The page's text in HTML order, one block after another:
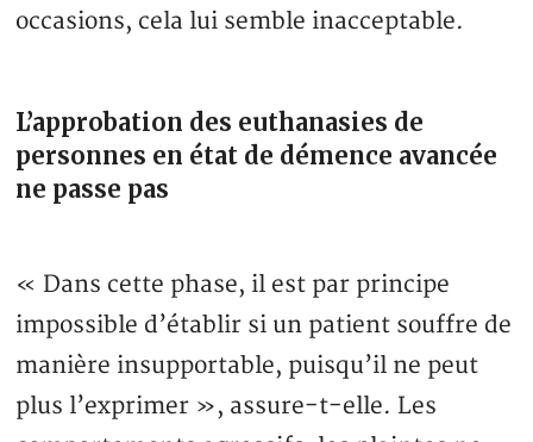
occasions, cela lui semble inacceptable.
L’approbation des euthanasies de
personnes en état de démence avancée
ne passe pas
« Dans cette phase, il est par principe
impossible d’établir si un patient souffre de
manière insupportable, puisqu’il ne peut
plus l’exprimer », assure-t-elle. Les